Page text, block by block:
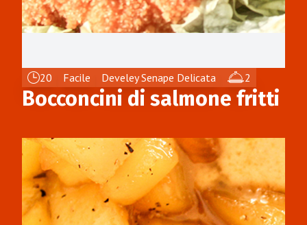
20 Facile Develey Senape Delicata 2
Bocconcini di salmone fritti